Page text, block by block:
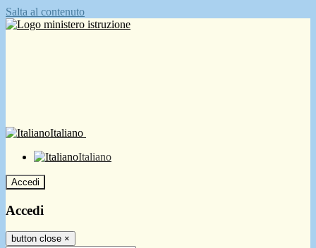
Salta al contenuto
Italiano
Italiano
Accedi
Accedi
button close ×